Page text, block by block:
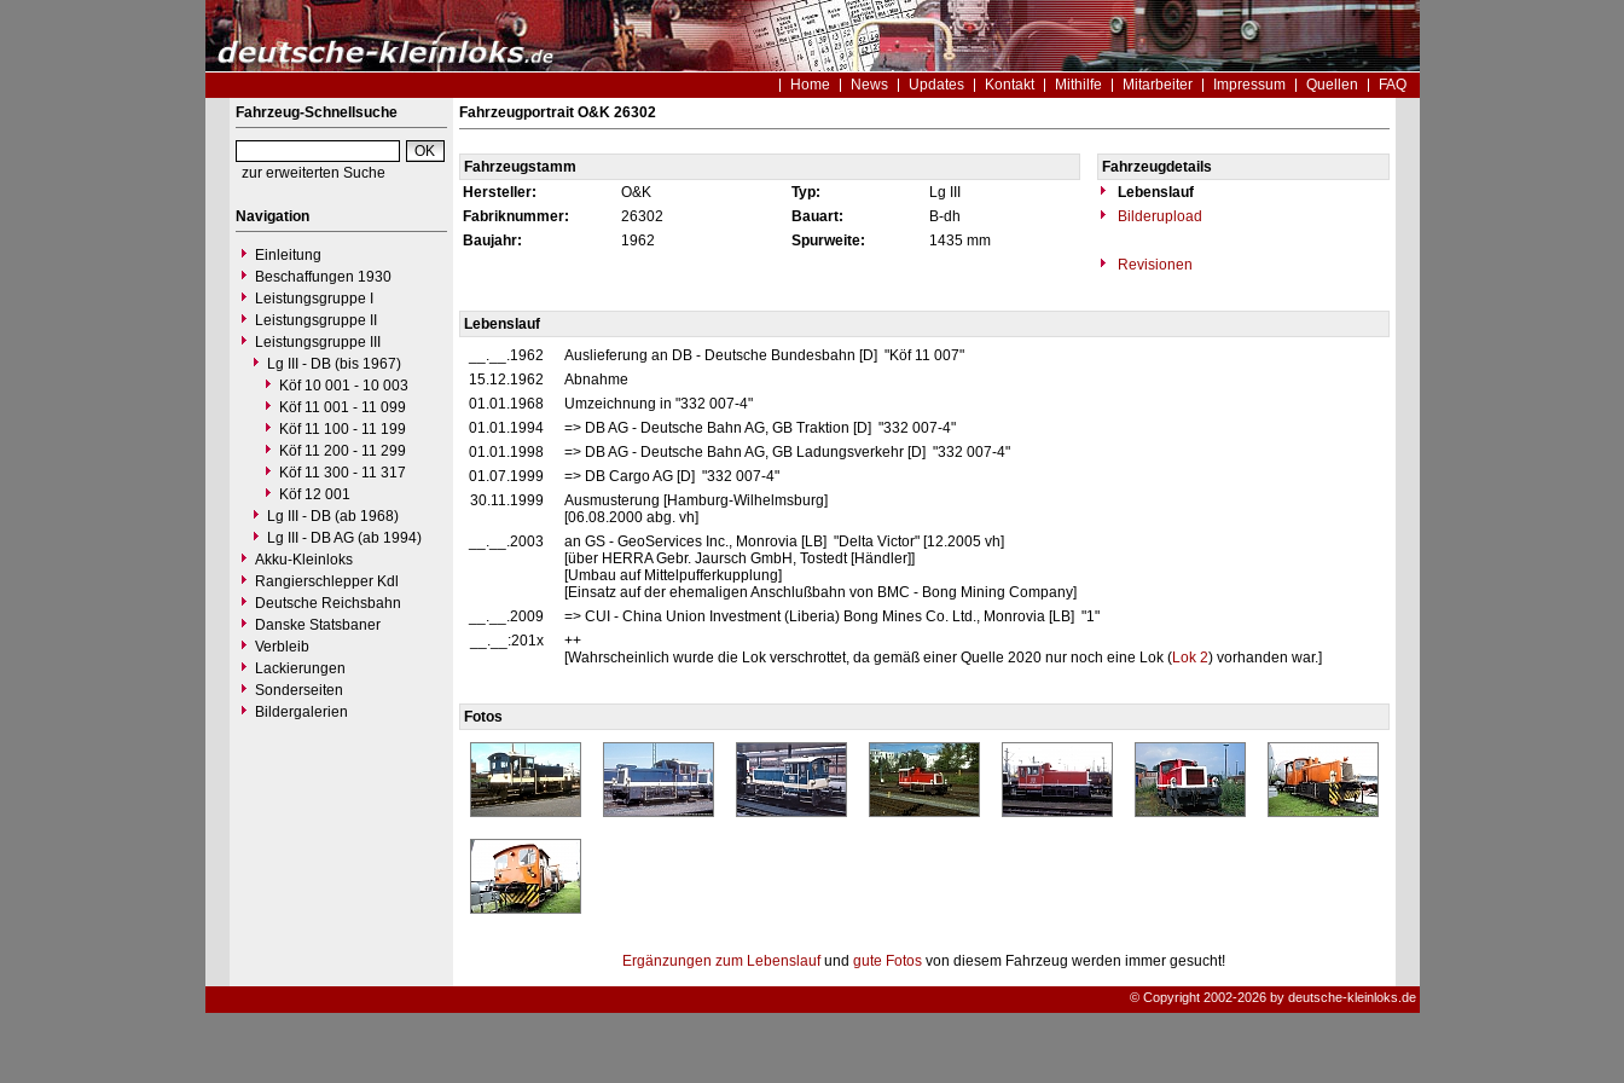
Home News Updates Kontakt Mithilfe Mitarbeiter Impressum Quellen
FAQ
Fahrzeug-Schnellsuche
zur erweiterten Suche
Navigation
Einleitung
Beschaffungen 1930
Leistungsgruppe I
Leistungsgruppe II
Leistungsgruppe III
Lg III - DB (bis 1967)
Köf 10 001 - 10 003
Köf 11 001 - 11 099
Köf 11 100 - 11 199
Köf 11 200 - 11 299
Köf 11 300 - 11 317
Köf 12 001
Lg III - DB (ab 1968)
Lg III - DB AG (ab 1994)
Akku-Kleinloks
Rangierschlepper Kdl
Deutsche Reichsbahn
Danske Statsbaner
Verbleib
Lackierungen
Sonderseiten
Bildergalerien
Fahrzeugportrait O&K 26302
Fahrzeugstamm
Fahrzeugdetails
Hersteller:
O&K Typ: Lg III
Lebenslauf
Fabriknummer:
26302 Bauart: B-dh
Bilderupload
Baujahr:
1962 Spurweite:
1435 mm
Revisionen
Lebenslauf
__.__.1962
Auslieferung an DB - Deutsche Bundesbahn [D] "Köf 11 007"
15.12.1962
Abnahme
01.01.1968
Umzeichnung in "332 007-4"
01.01.1994
=> DB AG - Deutsche Bahn AG, GB Traktion [D] "332 007-4"
01.01.1998
=> DB AG - Deutsche Bahn AG, GB Ladungsverkehr [D] "332 007-4"
01.07.1999
=> DB Cargo AG [D] "332 007-4"
30.11.1999
Ausmusterung [Hamburg-Wilhelmsburg]
[06.08.2000 abg. vh]
__.__.2003
an GS - GeoServices Inc., Monrovia [LB] "Delta Victor" [12.2005 vh]
[über HERRA Gebr. Jaursch GmbH, Tostedt [Händler]]
[Umbau auf Mittelpufferkupplung]
[Einsatz auf der ehemaligen Anschlußbahn von BMC - Bong Mining Company]
__.__.2009
=> CUI - China Union Investment (Liberia) Bong Mines Co. Ltd., Monrovia [LB] "1"
__.__:201x
++
[Wahrscheinlich wurde die Lok verschrottet, da gemäß einer Quelle 2020 nur noch eine Lok (Lok 2) vorhanden war.]
Fotos
Ergänzungen zum Lebenslaufund gute Fotos von diesem Fahrzeug werden immer gesucht!
© Copyright 2002-2026 by deutsche-kleinloks.de